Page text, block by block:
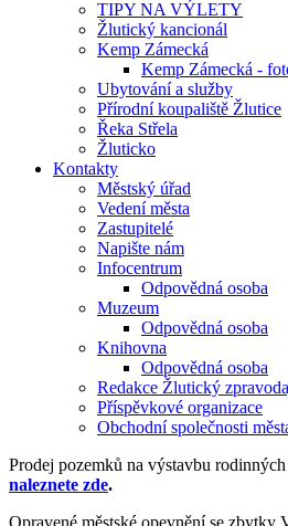
TIPY NA VÝLETY
Žlutický kancionál
Kemp Zámecká
Kemp Zámecká -
Ubytování a služby
Přírodní koupaliště Žlutice
Řeka Střela
Žluticko
Kontakty
Městský úřad
Vedení města
Zastupitelé
Napište nám
Infocentrum
Odpovědná osoba
Muzeum
Odpovědná osoba
Knihovna
Odpovědná osoba
Redakce Žlutický
Příspěvkové organizace
Obchodní společnosti
Prodej pozemků na výstavbu
naleznete zde.
Opravené městské opevnění se zbytky